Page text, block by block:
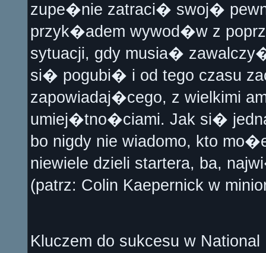
zupe�nie zatraci� swoj�
przyk�adem wywod�w z
sytuacji, gdy musia�
si� pogubi� i od tego czasu
zapowiadaj�cego, z wielkimi
umiej�tno�ciami. Jak si�
bo nigdy nie wiadomo, kto
niewiele dzieli startera, ba,
(patrz: Colin Kaepernick w
Kluczem do sukcesu w